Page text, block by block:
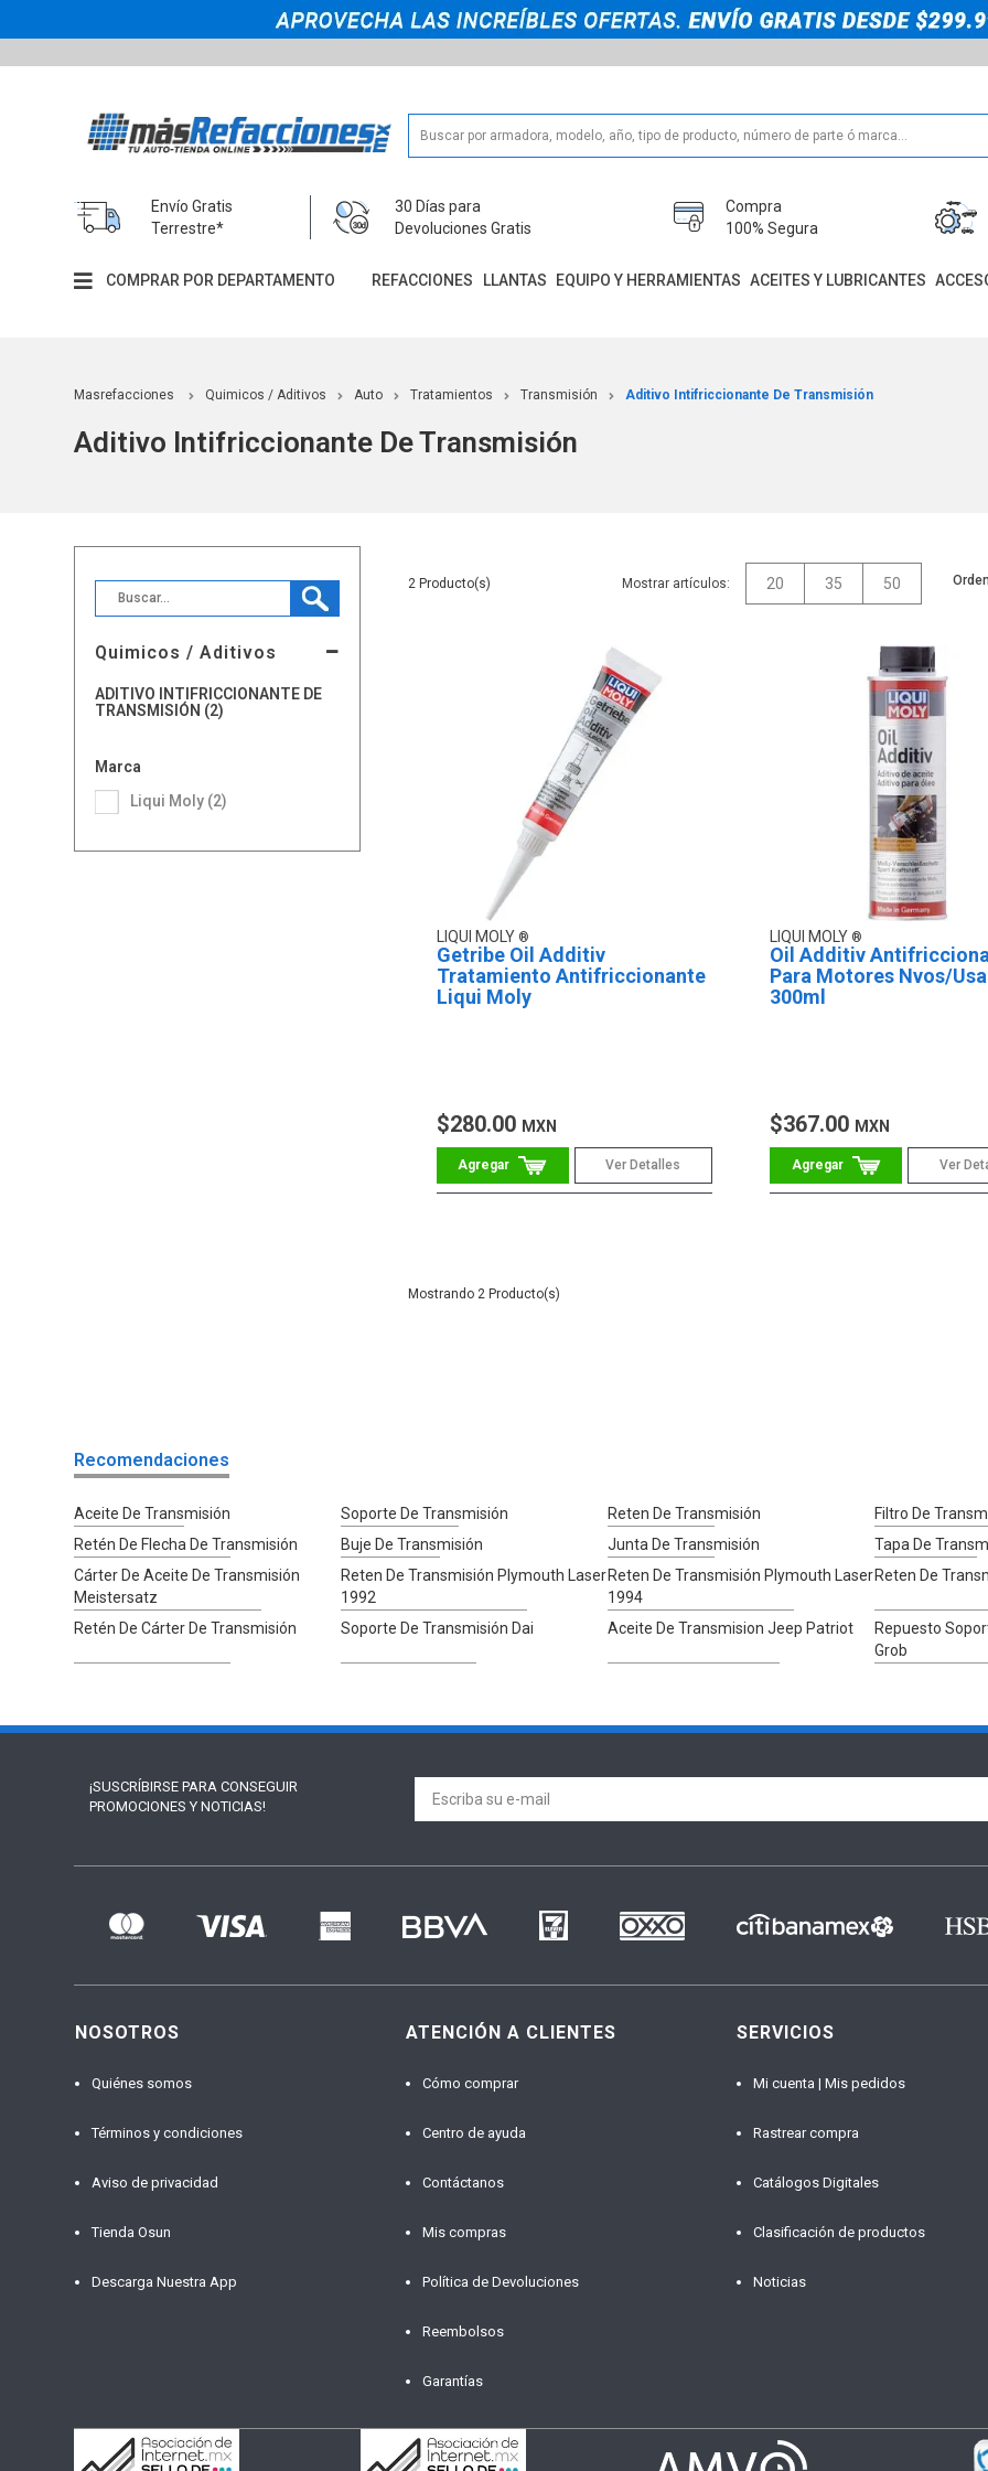
Envío Gratis
Terrestre*
30 Días para
Devoluciones Gratis
Compra
100% Segura
COMPRAR POR DEPARTAMENTO REFACCIONES LLANTAS EQUIPO Y HERRAMIENTAS ACEITES Y LUBRICANTES
Masrefacciones Quimicos / Aditivos Auto Tratamientos Transmisión Aditivo Intifriccionante De Transmisión
Aditivo Intifriccionante De Transmisión
Quimicos / Aditivos
ADITIVO INTIFRICCIONANTE DE
TRANSMISIÓN (2)
Marca
Liqui Moly (2)
2 Mostrar artículos: 20 35 50
LIQUI MOLY
Getribe Oil Additiv
Tratamiento Antifriccionante
Liqui Moly
$280.00 MXN
Ver Detalles
LIQUI MOLY
Oil Additiv
Para Motores Nvos/
300ml
$367.00 MXN
Ver
2
Recomendaciones
Aceite De Transmisión Soporte De Transmisión Reten De Transmisión Filtro De
Retén De Flecha De Transmisión
Buje De Transmisión Junta De Transmisión Tapa De
Cárter De Aceite De Transmisión
Meistersatz
Reten De Transmisión Plymouth Laser
1992
Reten De Transmisión Plymouth Laser
1994
Reten De
Retén De Cárter De Transmisión Soporte De Transmisión Dai Aceite De Transmision Jeep Patriot
Repuesto
Grob
¡SUSCRÍBIRSE PARA CONSEGUIR
PROMOCIONES Y NOTICIAS!
NOSOTROS
Quiénes somos
Términos y condiciones
Aviso de privacidad
Tienda Osun
Descarga Nuestra App
ATENCIÓN A CLIENTES
Cómo comprar
Centro de ayuda
Contáctanos
Mis compras
Política de Devoluciones
Reembolsos
Garantías
SERVICIOS
Mi cuenta | Mis pedidos
Rastrear compra
Catálogos Digitales
Clasificación de productos
Noticias